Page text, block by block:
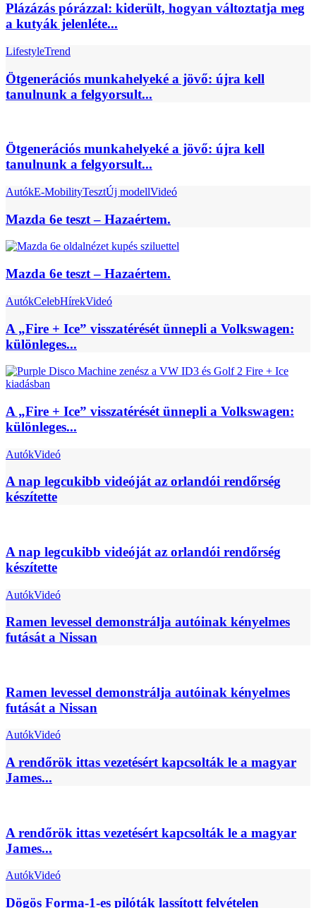
Plázázás pórázzal: kiderült, hogyan változtatja meg
a kutyák jelenléte...
LifestyleTrend
Ötgenerációs munkahelyeké a jövő: újra kell
tanulnunk a felgyorsult...
Ötgenerációs munkahelyeké a jövő: újra kell
tanulnunk a felgyorsult...
AutókE-MobilityTesztÚj modellVideó
Mazda 6e teszt – Hazaértem.
Mazda 6e teszt – Hazaértem.
AutókCelebHírekVideó
A „Fire + Ice” visszatérését ünnepli a Volkswagen:
különleges...
A „Fire + Ice” visszatérését ünnepli a Volkswagen:
különleges...
AutókVideó
A nap legcukibb videóját az orlandói rendőrség
készítette
A nap legcukibb videóját az orlandói rendőrség
készítette
AutókVideó
Ramen levessel demonstrálja autóinak kényelmes
futását a Nissan
Ramen levessel demonstrálja autóinak kényelmes
futását a Nissan
AutókVideó
A rendőrök ittas vezetésért kapcsolták le a magyar
James...
A rendőrök ittas vezetésért kapcsolták le a magyar
James...
AutókVideó
Dögös Forma-1-es pilóták lassított felvételen